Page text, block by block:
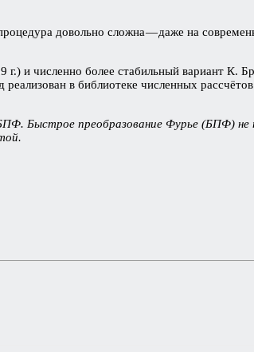
довольно сложна — даже на
и численно более стабильный вариант К.
в библиотеке численных
Быстрое преобразование Фурье (БПФ) не